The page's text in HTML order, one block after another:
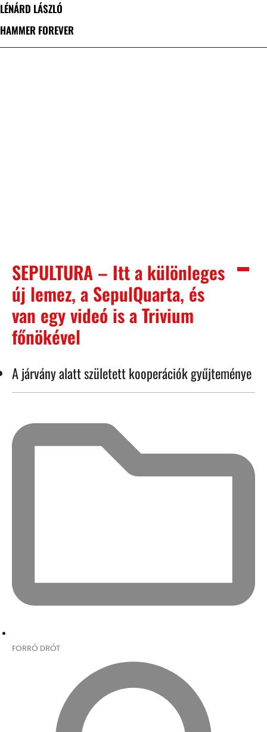
LÉNÁRD LÁSZLÓ
HAMMER FOREVER
SEPULTURA – Itt a különleges
új lemez, a SepulQuarta, és
van egy videó is a Trivium
főnökével
A járvány alatt született kooperációk gyűjteménye
FORRÓ DRÓT